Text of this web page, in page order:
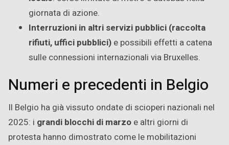
giornata di azione.
Interruzioni in altri servizi pubblici (raccolta
rifiuti, uffici pubblici) e possibili effetti a catena
sulle connessioni internazionali via Bruxelles.
Numeri e precedenti in Belgio
Il Belgio ha già vissuto ondate di scioperi nazionali nel
2025: i grandi blocchi di marzo e altri giorni di
protesta hanno dimostrato come le mobilitazioni